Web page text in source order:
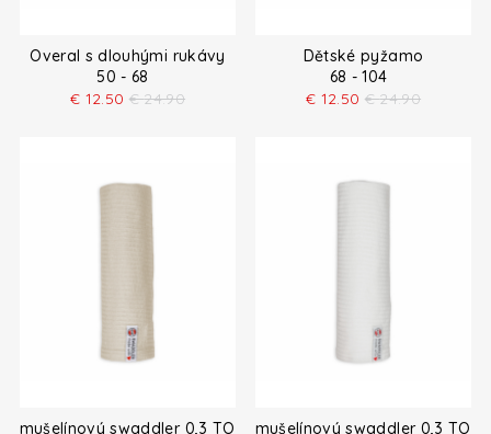
Overal s dlouhými rukávy
50 - 68
€ 12.50 € 24.90
Dětské pyžamo
68 - 104
€ 12.50 € 24.90
mušelínový swaddler 0,3 TOG mušelínový swaddler 0,3 TOG